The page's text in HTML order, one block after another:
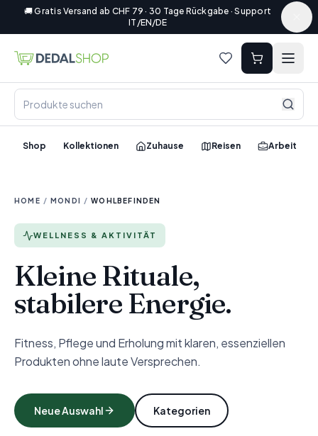
🚚 Gratis Versand ab CHF 79 · 30 Tage Rückgabe · Support
IT/EN/DE
Shop Kollektionen Zuhause Reisen Arbeit
HOME / MONDI / WOHLBEFINDEN
WELLNESS & AKTIVITÄT
Kleine Rituale,
stabilere Energie.
Fitness, Pflege und Erholung mit klaren, essenziellen
Produkten ohne laute Versprechen.
Neue Auswahl Kategorien